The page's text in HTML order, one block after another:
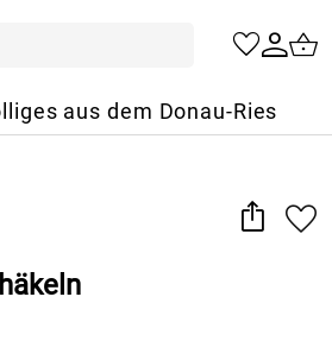
aus dem Donau-Ries